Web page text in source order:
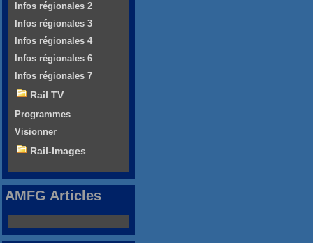
Infos régionales 2
Infos régionales 3
Infos régionales 4
Infos régionales 6
Infos régionales 7
Rail TV
Programmes
Visionner
Rail-Images
AMFG Articles